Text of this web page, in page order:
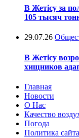
В Жетісу за
105 тысяч
29.07.26
В Жетісу
хищников
Главная
Новости
О Нас
Качество
Погода
Политика сайта